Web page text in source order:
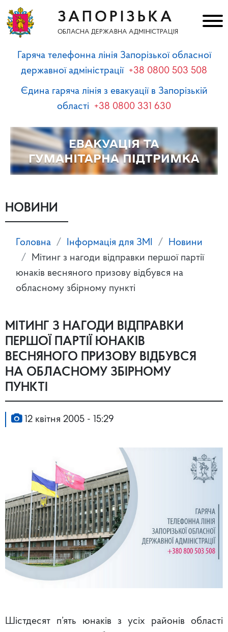
ЗАПОРІЗЬКА
ОБЛАСНА ДЕРЖАВНА АДМІНІСТРАЦІЯ
Гаряча телефонна лінія Запорізької обласної
державної адміністрації +38 0800 503 508
Єдина гаряча лінія з евакуації в Запорізькій
області +38 0800 331 630
НОВИНИ
Головна Інформація для ЗМІ
Новини
Мітинг з нагоди відправки першої партії
юнаків весняного призову відбувся на
обласному збірному пункті
МІТИНГ З НАГОДИ ВІДПРАВКИ
ПЕРШОЇ ПАРТІЇ ЮНАКІВ
ВЕСНЯНОГО ПРИЗОВУ ВІДБУВСЯ
НА ОБЛАСНОМУ ЗБІРНОМУ
ПУНКТІ
12 квітня 2005 - 15:29
Шістдесят п’ять юнаків з усіх районів області